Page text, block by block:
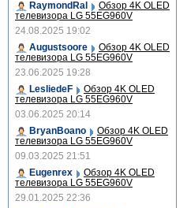
RaymondRal
Обзор 4K OLED
телевизора LG 55EG960V
24.08.2025 19:02
Augustsoore
Обзор 4K OLED
телевизора LG 55EG960V
23.06.2025 19:28
LesliedeF
Обзор 4K OLED
телевизора LG 55EG960V
03.06.2025 20:14
BryanBoano
Обзор 4K OLED
телевизора LG 55EG960V
09.03.2025 21:51
Eugenrex
Обзор 4K OLED
телевизора LG 55EG960V
29.01.2025 22:36